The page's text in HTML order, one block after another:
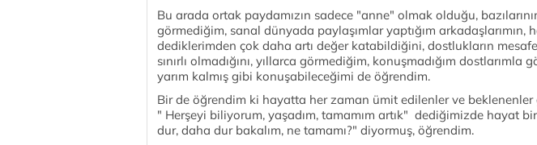
Bu arada ortak paydamızın sadece "anne" olmak olduğu,
görmediğim, sanal dünyada paylaşımlar yaptığım arkadaşlarımın,
dediklerimden çok daha artı değer katabildiğini, dostlukların
sınırlı olmadığını, yıllarca görmediğim, konuşmadığım
yarım kalmış gibi konuşabileceğimi de öğrendim.
Bir de öğrendim ki hayatta her zaman ümit edilenler ve beklenenler
" Herşeyi biliyorum, yaşadım, tamamım artık" dediğimizde hayat
dur, daha dur bakalım, ne tamamı?" diyormuş, öğrendim.